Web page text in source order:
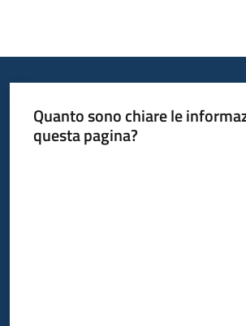
Quanto sono chiare le
questa pagina?